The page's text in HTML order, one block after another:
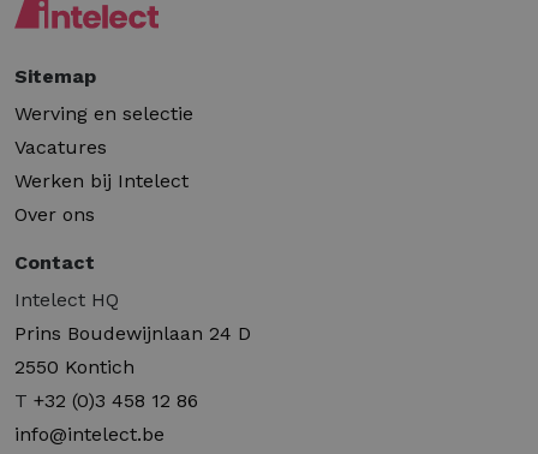
Sitemap
Werving en selectie
Vacatures
Werken bij Intelect
Over ons
Contact
Intelect HQ
Prins Boudewijnlaan 24 D
2550 Kontich
T +32 (0)3 458 12 86
info@intelect.be